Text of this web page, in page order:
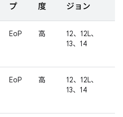
プ
度
ジョン
EoP 高
12、12L、
13、14
EoP 高
12、12L、
13、14